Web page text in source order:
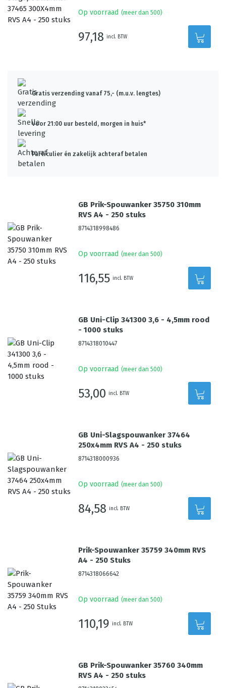
Op voorraad (meer dan 500)
97,18 incl. BTW
Gratis verzending vanaf 75,- (m.u.v. lengtes)
Voor 21:00 uur besteld, morgen in huis*
Particulier én zakelijk achteraf betalen
GB Prik-Spouwanker 35750 310mm
RVS A4 - 250 stuks
8714318998486
Op voorraad (meer dan 500)
116,55 incl. BTW
GB Uni-Clip 341300 3,6 - 4,5mm rood
- 1000 stuks
8714318010447
Op voorraad (meer dan 500)
53,00 incl. BTW
GB Uni-Slagspouwanker 37464
250x4mm RVS A4 - 250 stuks
8714318000936
Op voorraad (meer dan 500)
84,58 incl. BTW
Prik-Spouwanker 35759 340mm RVS
A4 - 250 Stuks
8714318066642
Op voorraad (meer dan 500)
110,19 incl. BTW
GB Prik-Spouwanker 35760 340mm
RVS A4 - 250 stuks